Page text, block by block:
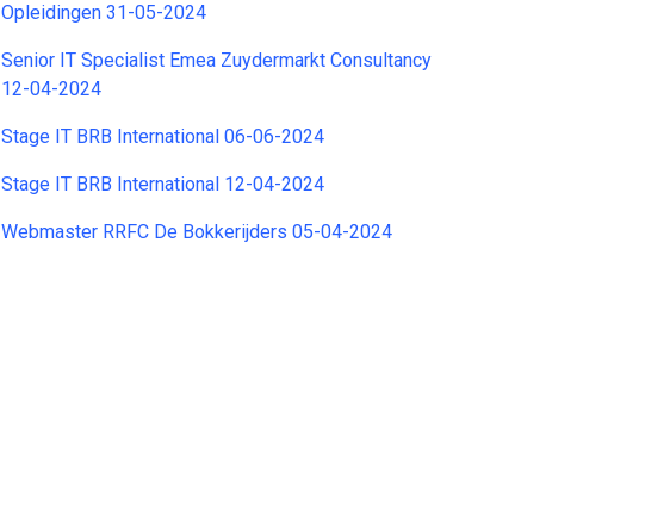
Opleidingen 31-05-2024
Senior IT Specialist Emea Zuydermarkt Consultancy
12-04-2024
Stage IT BRB International 06-06-2024
Stage IT BRB International 12-04-2024
Webmaster RRFC De Bokkerijders 05-04-2024